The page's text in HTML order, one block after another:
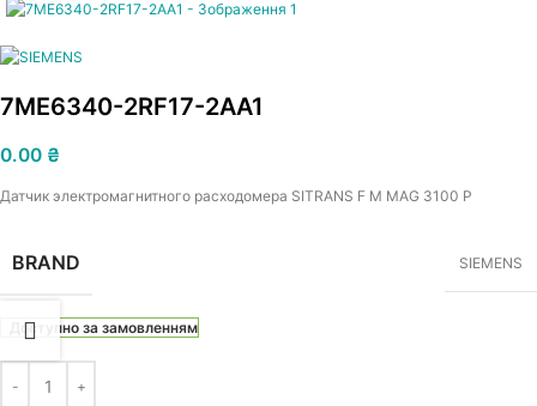
7ME6340-2RF17-2AA1
0.00 ₴
Датчик электромагнитного расходомера SITRANS F M MAG 3100 P
BRAND SIEMENS
Доступно за замовленням